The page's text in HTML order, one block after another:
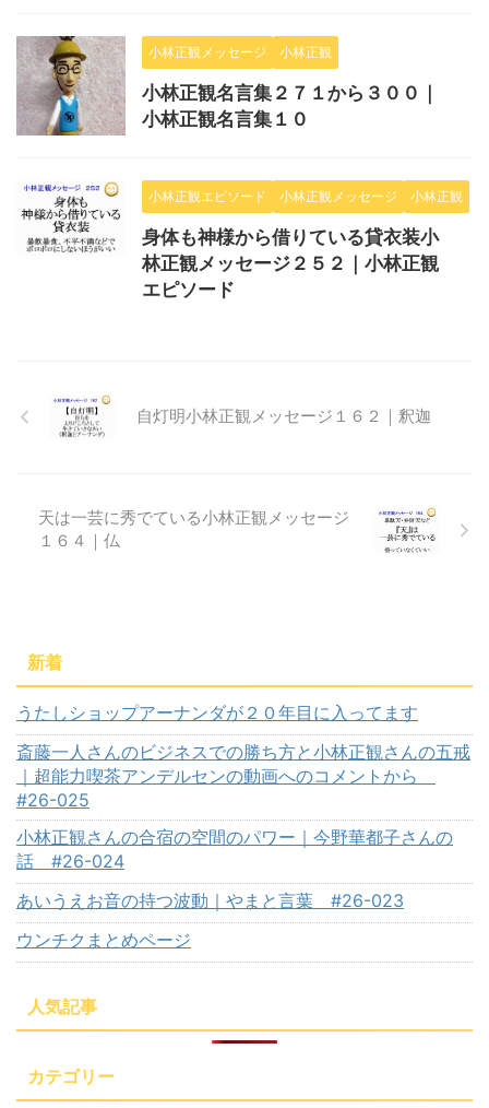
小林正観メッセージ 小林正観
小林正観名言集２７１から３００｜
小林正観名言集１０
小林正観エピソード 小林正観メッセージ 小林正観
身体も神様から借りている貸衣装小
林正観メッセージ２５２｜小林正観
エピソード
自灯明小林正観メッセージ１６２｜釈迦
天は一芸に秀でている小林正観メッセージ
１６４｜仏
新着
うたしショップアーナンダが２０年目に入ってます
斎藤一人さんのビジネスでの勝ち方と小林正観さんの五戒
｜超能力喫茶アンデルセンの動画へのコメントから
#26-025
小林正観さんの合宿の空間のパワー｜今野華都子さんの
話 #26-024
あいうえお音の持つ波動｜やまと言葉 #26-023
ウンチクまとめページ
人気記事
カテゴリー